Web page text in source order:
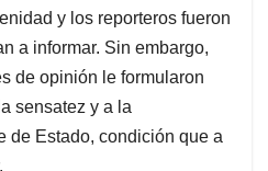
del periódico
de Caracol Radio,
Petro, yo le pido de la
tono de su discurso contra
se están viendo hoy. El
y a los periodistas sube y